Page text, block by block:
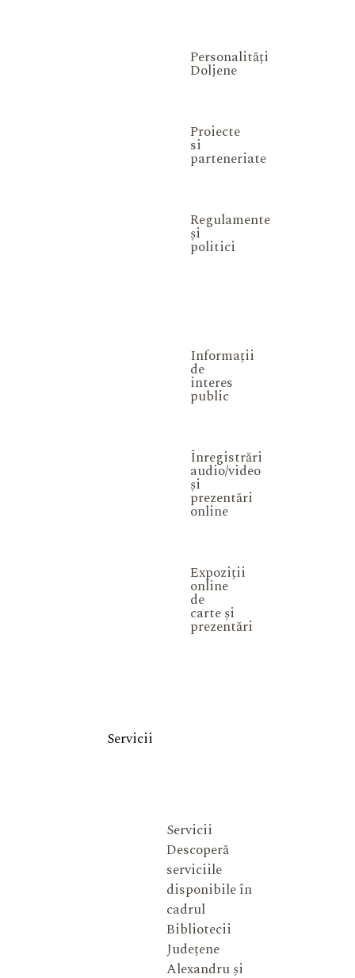
Personalități
Doljene
Proiecte
si
parteneriate
Regulamente
și
politici
Informații
de
interes
public
Înregistrări
audio/video
și
prezentări
online
Expoziții
online
de
carte și
prezentări
Servicii
Servicii
Descoperă
serviciile
disponibile în
cadrul
Bibliotecii
Județene
Alexandru și